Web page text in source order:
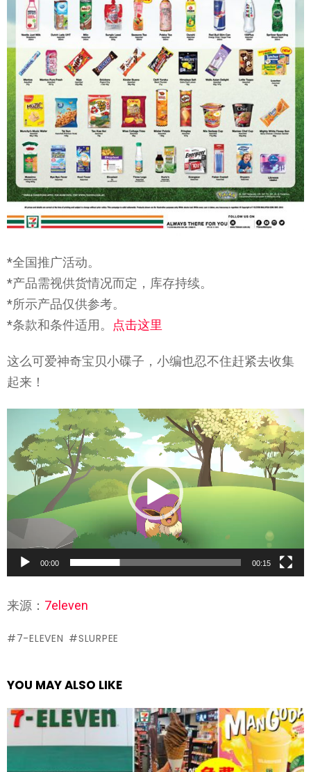
*全国推广活动。
*产品需视供货情况而定，库存持续。
*所示产品仅供参考。
*条款和条件适用。 点击这里
这么可爱神奇宝贝小碟子，小编也忍不住赶紧去收集
起来！
Player
00:00 00:15
来源： 7eleven
7-ELEVEN SLURPEE
YOU MAY ALSO LIKE